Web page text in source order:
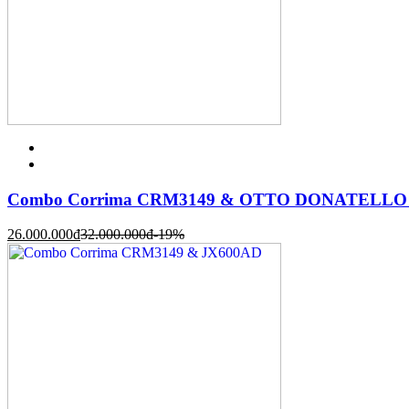
Combo Corrima CRM3149 & OTTO
26.000.000đ32.000.000đ-19%